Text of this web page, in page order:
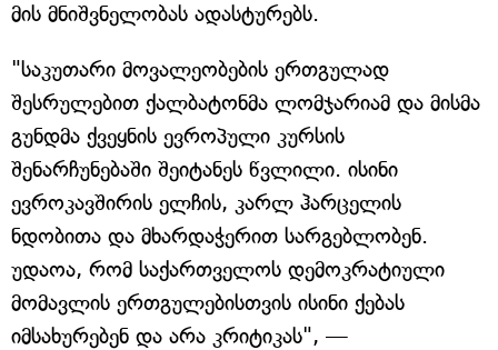
მის მნიშვნელობას ადასტურებს.
"საკუთარი მოვალეობების ერთგულად
შესრულებით ქალბატონმა ლომჯარიამ და მისმა
გუნდმა ქვეყნის ევროპული კურსის
შენარჩუნებაში შეიტანეს წვლილი. ისინი
ევროკავშირის ელჩის, კარლ ჰარცელის
ნდობითა და მხარდაჭერით სარგებლობენ.
უდაოა, რომ საქართველოს დემოკრატიული
მომავლის ერთგულებისთვის ისინი ქებას
იმსახურებენ და არა კრიტიკას", —